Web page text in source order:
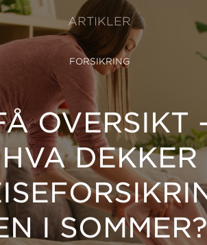
ARTIKLER
FORSIKRING
OVERSIKT
HVA DEKKER
I SOMMER?